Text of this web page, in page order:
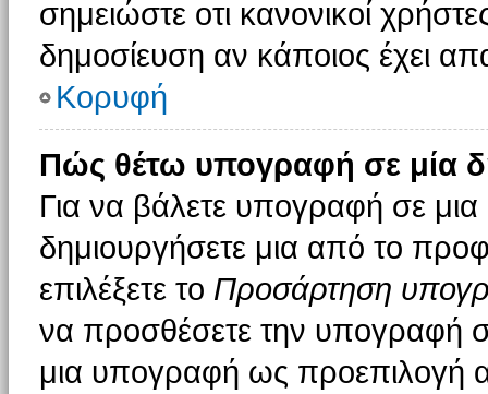
σημειώστε οτι κανονικοί
δημοσίευση αν κάποιος έχει
Κορυφή
Πώς θέτω υπογραφή σε μία
Για να βάλετε υπογραφή σε
δημιουργήσετε μια από το
επιλέξετε το Προσάρτηση
να προσθέσετε την υπογραφή
μια υπογραφή ως προεπιλογή